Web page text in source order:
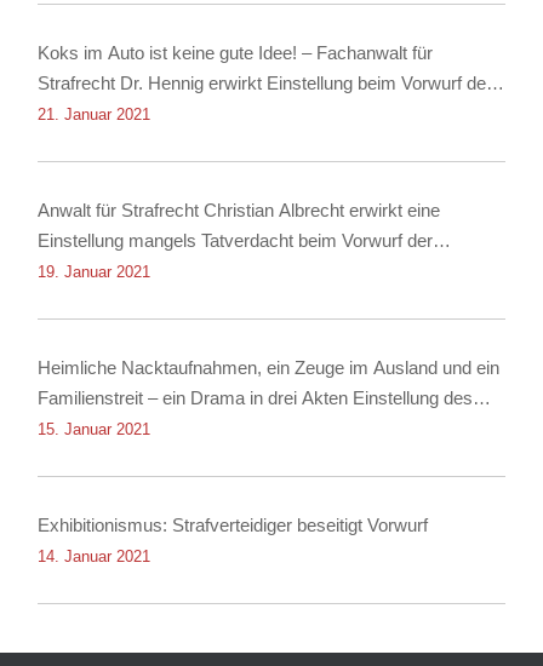
Koks im Auto ist keine gute Idee! – Fachanwalt für
Strafrecht Dr. Hennig erwirkt Einstellung beim Vorwurf des
Besitzes von Kokain!
21. Januar 2021
Anwalt für Strafrecht Christian Albrecht erwirkt eine
Einstellung mangels Tatverdacht beim Vorwurf der
Nachstellung
19. Januar 2021
Heimliche Nacktaufnahmen, ein Zeuge im Ausland und ein
Familienstreit – ein Drama in drei Akten Einstellung des
Verfahrens dank Rechtsanwalt für Strafrecht Christian
15. Januar 2021
Exhibitionismus: Strafverteidiger beseitigt Vorwurf
14. Januar 2021